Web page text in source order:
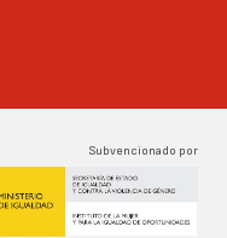
Subvencionado por